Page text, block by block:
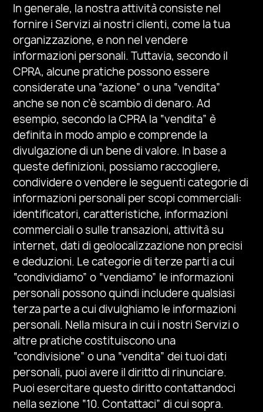
In generale, la nostra attività consiste nel
fornire i Servizi ai nostri clienti, come la tua
organizzazione, e non nel vendere
informazioni personali. Tuttavia, secondo il
CPRA, alcune pratiche possono essere
considerate una “azione” o una “vendita”
anche se non c’è scambio di denaro. Ad
esempio, secondo la CPRA la “vendita” è
definita in modo ampio e comprende la
divulgazione di un bene di valore. In base a
queste definizioni, possiamo raccogliere,
condividere o vendere le seguenti categorie di
informazioni personali per scopi commerciali:
identificatori, caratteristiche, informazioni
commerciali o sulle transazioni, attività su
internet, dati di geolocalizzazione non precisi
e deduzioni. Le categorie di terze parti a cui
“condividiamo” o “vendiamo” le informazioni
personali possono quindi includere qualsiasi
terza parte a cui divulghiamo le informazioni
personali. Nella misura in cui i nostri Servizi o
altre pratiche costituiscono una
“condivisione” o una “vendita” dei tuoi dati
personali, puoi avere il diritto di rinunciare.
Puoi esercitare questo diritto contattandoci
nella sezione “10. Contattaci” di cui sopra.